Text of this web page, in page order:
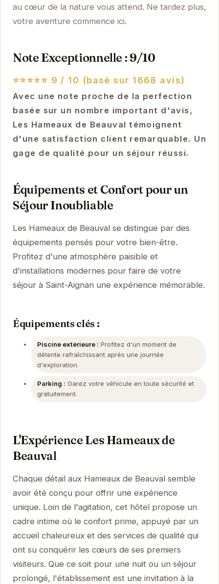
au cœur de la nature vous attend. Ne tardez plus,
votre aventure commence ici.
Note Exceptionnelle : 9/10
⭐⭐⭐⭐⭐ 9 / 10 (basé sur 1668 avis)
Avec une note proche de la perfection
basée sur un nombre important d'avis,
Les Hameaux de Beauval témoignent
d'une satisfaction client remarquable. Un
gage de qualité pour un séjour réussi.
Équipements et Confort pour un
Séjour Inoubliable
Les Hameaux de Beauval se distingue par des
équipements pensés pour votre bien-être.
Profitez d'une atmosphère paisible et
d'installations modernes pour faire de votre
séjour à Saint-Aignan une expérience mémorable.
Équipements clés :
Piscine extérieure : Profitez d'un moment de
détente rafraîchissant après une journée
d'exploration.
Parking : Garez votre véhicule en toute sécurité et
gratuitement.
L'Expérience Les Hameaux de
Beauval
Chaque détail aux Hameaux de Beauval semble
avoir été conçu pour offrir une expérience
unique. Loin de l'agitation, cet hôtel propose un
cadre intime où le confort prime, appuyé par un
accueil chaleureux et des services de qualité qui
ont su conquérir les cœurs de ses premiers
visiteurs. Que ce soit pour une nuit ou un séjour
prolongé, l'établissement est une invitation à la